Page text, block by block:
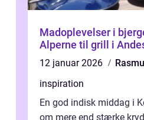
Madoplevelser i
Alperne til grill i
12 januar 2026
inspiration
En god indisk middag i
om mere end stærke